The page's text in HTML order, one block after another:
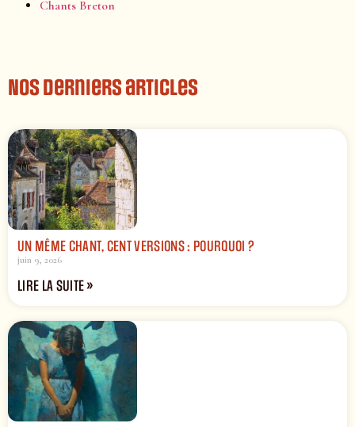
Chants Breton
Nos derniers articles
UN MÊME CHANT, CENT VERSIONS : POURQUOI ?
juin 9, 2026
LIRE LA SUITE »